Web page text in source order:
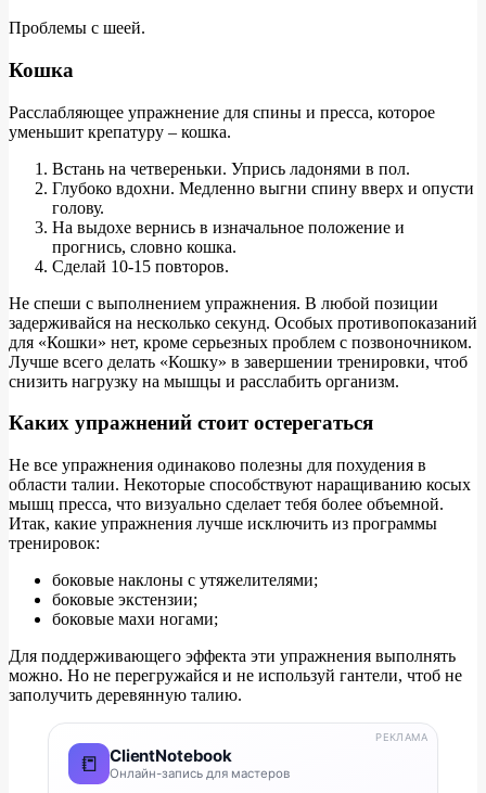
Проблемы с шеей.
Кошка
Расслабляющее упражнение для спины и пресса, которое
уменьшит крепатуру – кошка.
Встань на четвереньки. Упрись ладонями в пол.
Глубоко вдохни. Медленно выгни спину вверх и опусти
голову.
На выдохе вернись в изначальное положение и
прогнись, словно кошка.
Сделай 10-15 повторов.
Не спеши с выполнением упражнения. В любой позиции
задерживайся на несколько секунд. Особых противопоказаний
для «Кошки» нет, кроме серьезных проблем с позвоночником.
Лучше всего делать «Кошку» в завершении тренировки, чтоб
снизить нагрузку на мышцы и расслабить организм.
Каких упражнений стоит остерегаться
Не все упражнения одинаково полезны для похудения в
области талии. Некоторые способствуют наращиванию косых
мышц пресса, что визуально сделает тебя более объемной.
Итак, какие упражнения лучше исключить из программы
тренировок:
боковые наклоны с утяжелителями;
боковые экстензии;
боковые махи ногами;
Для поддерживающего эффекта эти упражнения выполнять
можно. Но не перегружайся и не используй гантели, чтоб не
заполучить деревянную талию.
📒 ClientNotebook
Онлайн-запись для мастеров
РЕКЛАМА